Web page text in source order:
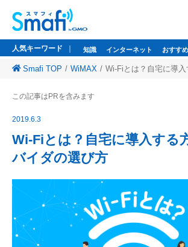
人気キーワード
監修者一覧
Smafi WiMAX
GMOとくとくBB
Wi-Fi（WiMAX）レンタル
人気キーワード 知識 インターネット おすすめ
Smafi TOP WiMAX Wi-Fiとは？自宅に導
この記事はPRを含みます
2019.6.3
Wi-Fiとは？自宅に導入する方法とプロ
バイダの選び方